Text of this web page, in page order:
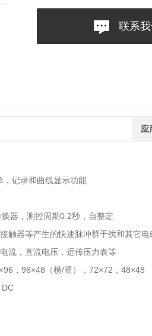
联系我
应
记录和曲线显示功能
器，测控周期0.2秒，自整定
触器等产生的快速脉冲群干扰和其它
流，直流电压，远传压力表等
，96×48（横/竖），72×72，48×48